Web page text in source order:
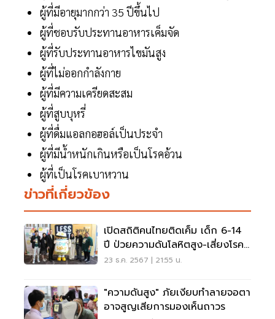
ผู้ที่มีอายุมากกว่า 35 ปีขึ้นไป
ผู้ที่ชอบรับประทานอาหารเค็มจัด
ผู้ที่รับประทานอาหารไขมันสูง
ผู้ที่ไม่ออกกำลังกาย
ผู้ที่มีความเครียดสะสม
ผู้ที่สูบบุหรี่
ผู้ที่ดื่มแอลกอฮอล์เป็นประจำ
ผู้ที่มีน้ำหนักเกินหรือเป็นโรคอ้วน
ผู้ที่เป็นโรคเบาหวาน
ข่าวที่เกี่ยวข้อง
เปิดสถิติคนไทยติดเค็ม เด็ก 6-14
ปี ป่วยความดันโลหิตสูง-เสี่ยงโรค
NCDs
23 ธ.ค. 2567 | 21:55 น.
"ความดันสูง" ภัยเงียบทำลายจอตา
อาจสูญเสียการมองเห็นถาวร